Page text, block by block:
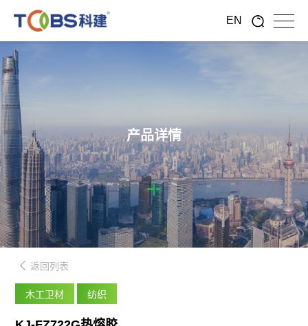
EN
产品详情
返回列表
木工卫材 纺织